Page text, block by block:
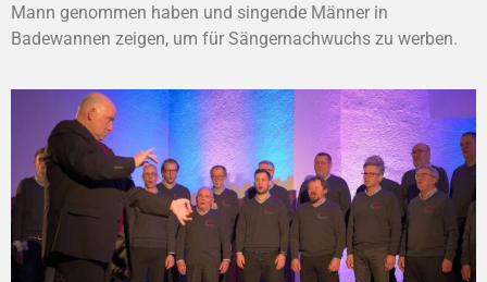
Mann genommen haben und singende Männer in
Badewannen zeigen, um für Sängernachwuchs zu werben.